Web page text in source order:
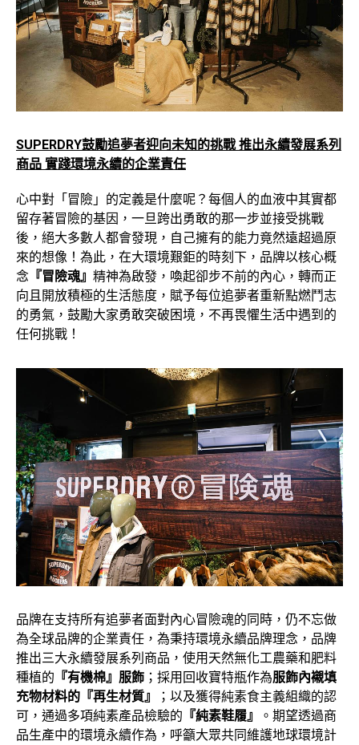
SUPERDRY鼓勵追夢者迎向未知的挑戰 推出永續發展系列
商品 實踐環境永續的企業責任
心中對「冒險」的定義是什麼呢？每個人的血液中其實都
留存著冒險的基因，一旦跨出勇敢的那一步並接受挑戰
後，絕大多數人都會發現，自己擁有的能力竟然遠超過原
來的想像！為此，在大環境艱鉅的時刻下，品牌以核心概
念 『冒險魂』 精神為啟發，喚起卻步不前的內心，轉而正
向且開放積極的生活態度，賦予每位追夢者重新點燃鬥志
的勇氣，鼓勵大家勇敢突破困境，不再畏懼生活中遇到的
任何挑戰！
品牌在支持所有追夢者面對內心冒險魂的同時，仍不忘做
為全球品牌的企業責任，為秉持環境永續品牌理念，品牌
推出三大永續發展系列商品，使用天然無化工農藥和肥料
種植的 『有機棉』服飾 ；採用回收寶特瓶作為服飾內襯填
充物材料的『再生材質』
；以及獲得純素食主義組織的認
可，通過多項純素產品檢驗的 『純素鞋履』
。期望透過商
品生產中的環境永續作為，呼籲大眾共同維護地球環境計